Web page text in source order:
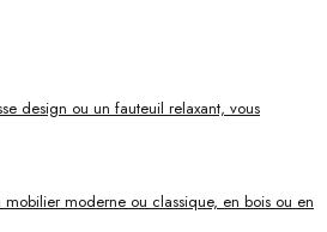
design ou un fauteuil relaxant, vous
moderne ou classique, en bois ou en